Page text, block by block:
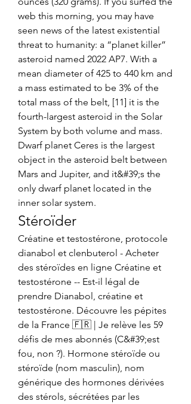
web this morning, you may have
seen news of the latest existential
threat to humanity: a “planet killer”
asteroid named 2022 AP7. With a
mean diameter of 425 to 440 km and
a mass estimated to be 3% of the
total mass of the belt, [11] it is the
fourth-largest asteroid in the Solar
System by both volume and mass.
Dwarf planet Ceres is the largest
object in the asteroid belt between
Mars and Jupiter, and it&#39;s the
only dwarf planet located in the
inner solar system.
Stéroïder
Créatine et testostérone, protocole
dianabol et clenbuterol - Acheter
des stéroïdes en ligne Créatine et
testostérone -- Est-il légal de
prendre Dianabol, créatine et
testostérone. Découvre les pépites
de la France 🇫🇷 | Je relève les 59
défis de mes abonnés (C&#39;est
fou, non ?). Hormone stéroïde ou
stéroïde (nom masculin), nom
générique des hormones dérivées
des stérols, sécrétées par les